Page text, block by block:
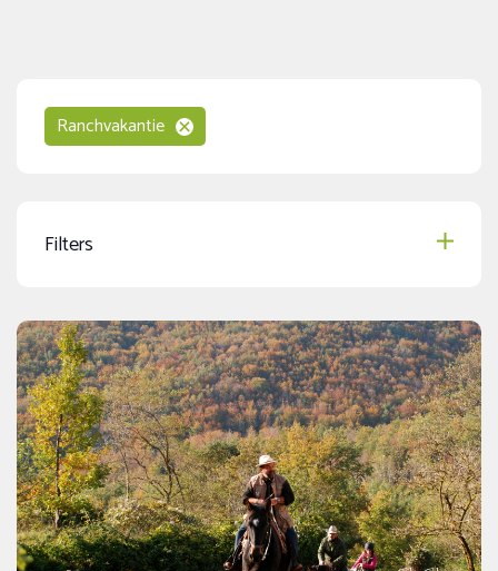
Ranchvakantie
Filters
Thema
Trektocht
(2)
Semi-Trektocht
(1)
Speciale aanbiedingen
Data 2027 online
(6)